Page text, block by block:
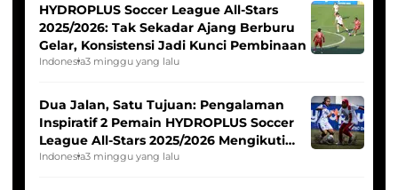
HYDROPLUS Soccer League All-Stars
2025/2026: Tak Sekadar Ajang Berburu
Gelar, Konsistensi Jadi Kunci Pembinaan
Indonesia3 minggu yang lalu
Dua Jalan, Satu Tujuan: Pengalaman
Inspiratif 2 Pemain HYDROPLUS Soccer
League All-Stars 2025/2026 Mengikuti
Seleksi Timnas Indonesia Putri
Indonesia3 minggu yang lalu